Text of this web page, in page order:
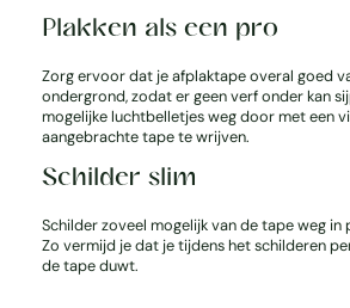
Plakken als een pro
Zorg ervoor dat je afplaktape overal goed
ondergrond, zodat er geen verf onder kan
mogelijke luchtbelletjes weg door met een
aangebrachte tape te wrijven.
Schilder slim
Schilder zoveel mogelijk van de tape weg in
Zo vermijd je dat je tijdens het schilderen
de tape duwt.